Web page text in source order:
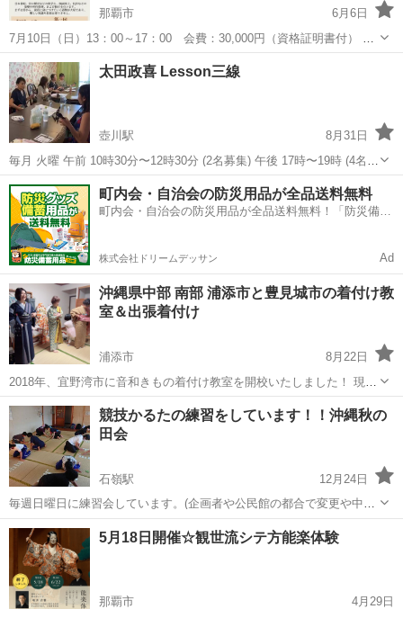
那覇市
6月6日
7月10日（日）13：00～17：00 会費：30,000円（資格証明書付） 日
本文化で知られる巫女さん。巫女さんって資格がいるの？と思われる
かもしれませんが 日本で初めて、巫女の資格を取得できる講座を始め
ました。 巫...
沖縄 那覇市 その他
太田政喜 Lesson三線
壺川駅
8月31日
毎月 火曜 午前 10時30分〜12時30分 (2名募集) 午後 17時〜19時 (4名募
集) (月 4回) 場所 ...
沖縄 那覇市 壺川駅 その他
町内会・自治会の防災用品が全品送料無料
町内会・自治会の防災用品が全品送料無料！「防災備蓄
株式会社ドリームデッサン Ad
沖縄県中部 南部 浦添市と豊見城市の着付け教
室＆出張着付け
浦添市
8月22日
2018年、宜野湾市に音和きもの着付け教室を開校いたしました！ 現在
は、浦添市港川と南風原に近い豊見城市に音和の教室がございます ◎
はじめてさん ◎わからないところをポイントで習いたい ◎着付けをお
仕事にしたい ◎...
沖縄 浦添市 着付け 振袖
競技かるたの練習をしています！！沖縄秋の
田会
石嶺駅
12月24日
毎週日曜日に練習会しています。(企画者や公民館の都合で変更や中止
になることがあります。) ２月２７日の第一回沖縄県初段認定大会にて
当会から５名の初段認定者が出ました。 これで当会の有段者は初段５
名二段１名になります。 ...
沖縄 那覇市 石嶺駅 その他 公民館
5月18日開催☆観世流シテ方能楽体験
那覇市 4月29日